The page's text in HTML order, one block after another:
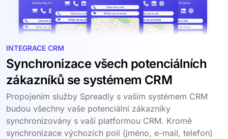
INTEGRACE CRM
Synchronizace všech potenciálních
zákazníků se systémem CRM
Propojením služby Spreadly s vaším systémem CRM
budou všechny vaše potenciální zákazníky
synchronizovány s vaší platformou CRM. Kromě
synchronizace výchozích polí (jméno, e-mail, telefon)